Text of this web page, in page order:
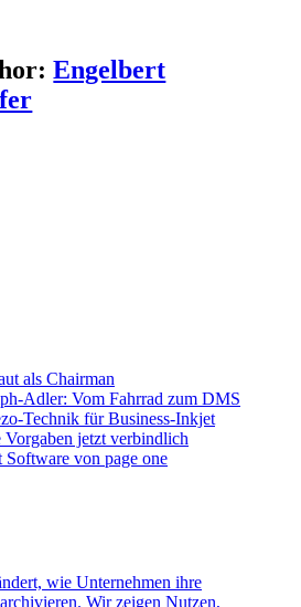
Engelbert
als Chairman
Adler: Vom Fahrrad zum DMS
Technik für Business-Inkjet
jetzt verbindlich
von page one
wie Unternehmen ihre
Wir zeigen Nutzen,